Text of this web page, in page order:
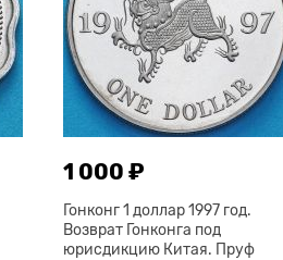
1 000 ₽
Гонконг 1 доллар 1997 год.
Возврат Гонконга под
юрисдикцию Китая. Пруф